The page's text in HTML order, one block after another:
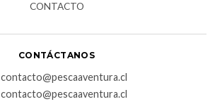
CONTACTO
CONTÁCTANOS
contacto@pescaaventura.cl
contacto@pescaaventura.cl